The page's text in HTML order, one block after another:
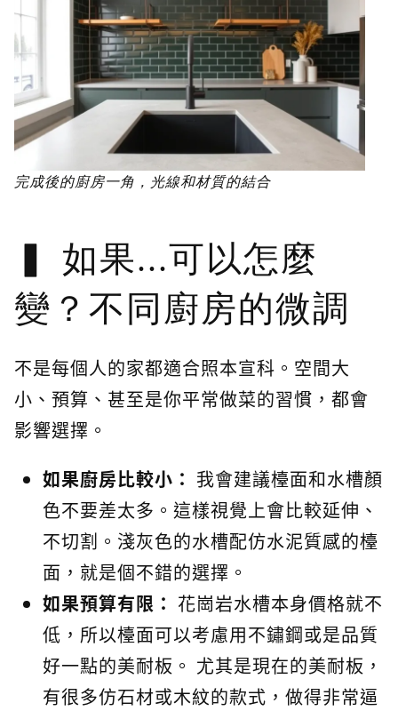
完成後的廚房一角，光線和材質的結合
如果...可以怎麼
變？不同廚房的微調
不是每個人的家都適合照本宣科。空間大
小、預算、甚至是你平常做菜的習慣，都會
影響選擇。
如果廚房比較小： 我會建議檯面和水槽顏
色不要差太多。這樣視覺上會比較延伸、
不切割。淺灰色的水槽配仿水泥質感的檯
面，就是個不錯的選擇。
如果預算有限： 花崗岩水槽本身價格就不
低，所以檯面可以考慮用不鏽鋼或是品質
好一點的美耐板。 尤其是現在的美耐板，
有很多仿石材或木紋的款式，做得非常逼